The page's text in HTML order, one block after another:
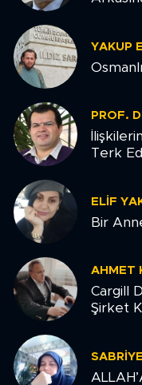
YAKUP
PROF.
Terk
ELIF
Bir
AHMET
Cargill
Şirket